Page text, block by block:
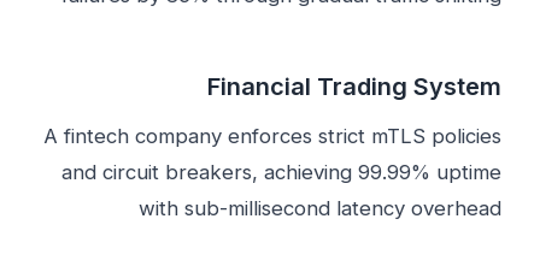
Financial Trading System
A fintech company enforces strict mTLS policies
and circuit breakers, achieving 99.99% uptime
with sub-millisecond latency overhead